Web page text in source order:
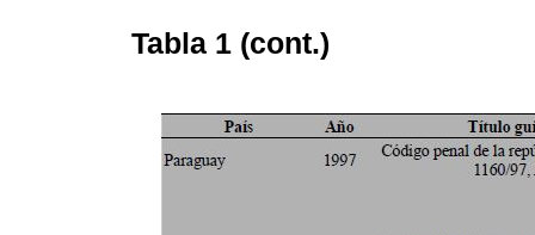
Tabla 1 (cont.)